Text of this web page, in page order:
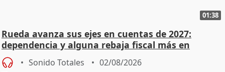
01:38
Rueda avanza sus ejes en cuentas de 2027:
dependencia y alguna rebaja fiscal más en
vivienda
Sonido Totales 02/08/2026